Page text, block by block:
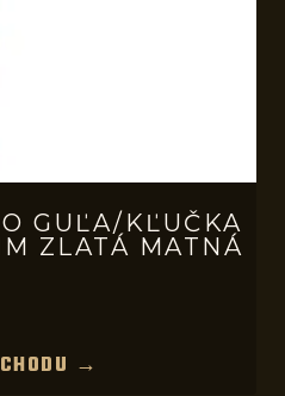
GUĽA/KĽUČKA
ZLATÁ MATNÁ
→